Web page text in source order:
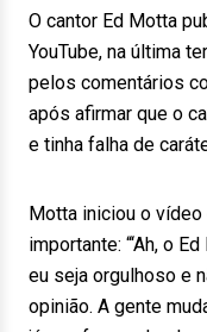
O cantor Ed Motta
YouTube, na última
pelos comentários
após afirmar que o
e tinha falha de
Motta iniciou o
importante: “‘Ah, o
eu seja orgulhoso e
opinião. A gente